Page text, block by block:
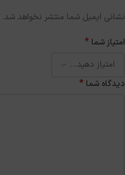
نشانی ایمیل شما منتشر نخواهد شد.
امتیاز شما *
دیدگاه شما *